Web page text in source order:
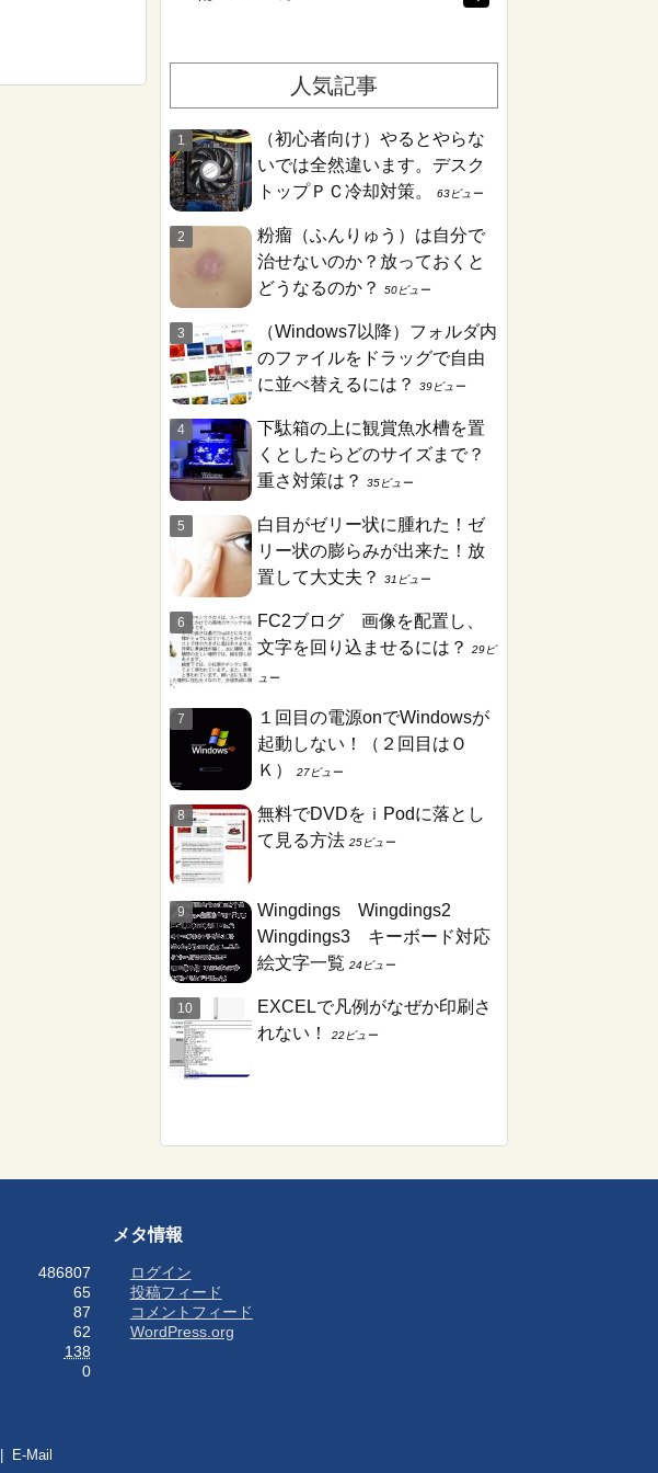
人気記事
（初心者向け）やるとやらな
いでは全然違います。デスク
トップＰＣ冷却対策。
63ビュー
粉瘤（ふんりゅう）は自分で
治せないのか？放っておくと
どうなるのか？
50ビュー
（Windows7以降）フォルダ内
のファイルをドラッグで自由
に並べ替えるには？
39ビュー
下駄箱の上に観賞魚水槽を置
くとしたらどのサイズまで？
重さ対策は？
35ビュー
白目がゼリー状に腫れた！ゼ
リー状の膨らみが出来た！放
置して大丈夫？
31ビュー
FC2ブログ 画像を配置し、
文字を回り込ませるには？
29ビ
ュー
１回目の電源onでWindowsが
起動しない！（２回目はＯ
Ｋ）
27ビュー
無料でDVDをｉPodに落とし
て見る方法 25ビュー
Wingdings Wingdings2
Wingdings3 キーボード対応
絵文字一覧 24ビュー
EXCELで凡例がなぜか印刷さ
れない！
22ビュー
486807
65
87
62
138
0
メタ情報
ログイン
投稿フィード
コメントフィード
WordPress.org
E-Mail